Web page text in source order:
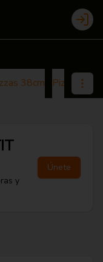
Login
38cm Pizza 25cm
y
Únete